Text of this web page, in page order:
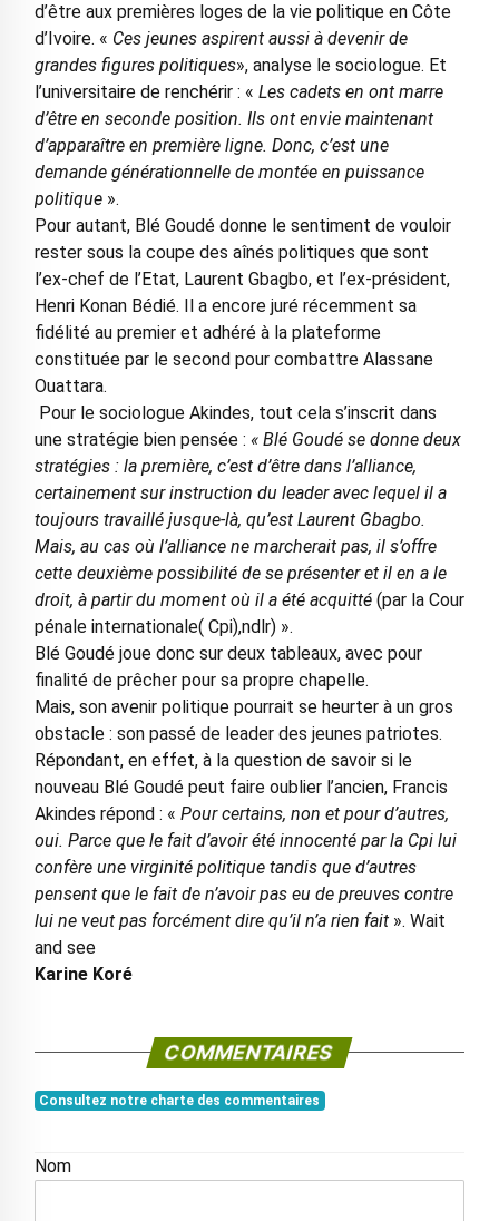
d’être aux premières loges de la vie politique en Côte
d’Ivoire. « Ces jeunes aspirent aussi à devenir de
grandes figures politiques», analyse le sociologue. Et
l’universitaire de renchérir : « Les cadets en ont marre
d’être en seconde position. Ils ont envie maintenant
d’apparaître en première ligne. Donc, c’est une
demande générationnelle de montée en puissance
politique».
Pour autant, Blé Goudé donne le sentiment de vouloir
rester sous la coupe des aînés politiques que sont
l’ex-chef de l’Etat, Laurent Gbagbo, et l’ex-président,
Henri Konan Bédié. Il a encore juré récemment sa
fidélité au premier et adhéré à la plateforme
constituée par le second pour combattre Alassane
Ouattara.
Pour le sociologue Akindes, tout cela s’inscrit dans
une stratégie bien pensée : « Blé Goudé se donne deux
stratégies : la première, c’est d’être dans l’alliance,
certainement sur instruction du leader avec lequel il a
toujours travaillé jusque-là, qu’est Laurent Gbagbo.
Mais, au cas où l’alliance ne marcherait pas, il s’offre
cette deuxième possibilité de se présenter et il en a le
droit, à partir du moment où il a été acquitté (par la Cour
pénale internationale( Cpi),ndlr) ».
Blé Goudé joue donc sur deux tableaux, avec pour
finalité de prêcher pour sa propre chapelle.
Mais, son avenir politique pourrait se heurter à un gros
obstacle : son passé de leader des jeunes patriotes.
Répondant, en effet, à la question de savoir si le
nouveau Blé Goudé peut faire oublier l’ancien, Francis
Akindes répond : « Pour certains, non et pour d’autres,
oui. Parce que le fait d’avoir été innocenté par la Cpi lui
confère une virginité politique tandis que d’autres
pensent que le fait de n’avoir pas eu de preuves contre
lui ne veut pas forcément dire qu’il n’a rien fait». Wait
and see
Karine Koré
COMMENTAIRES
Consultez notre charte des commentaires
Nom